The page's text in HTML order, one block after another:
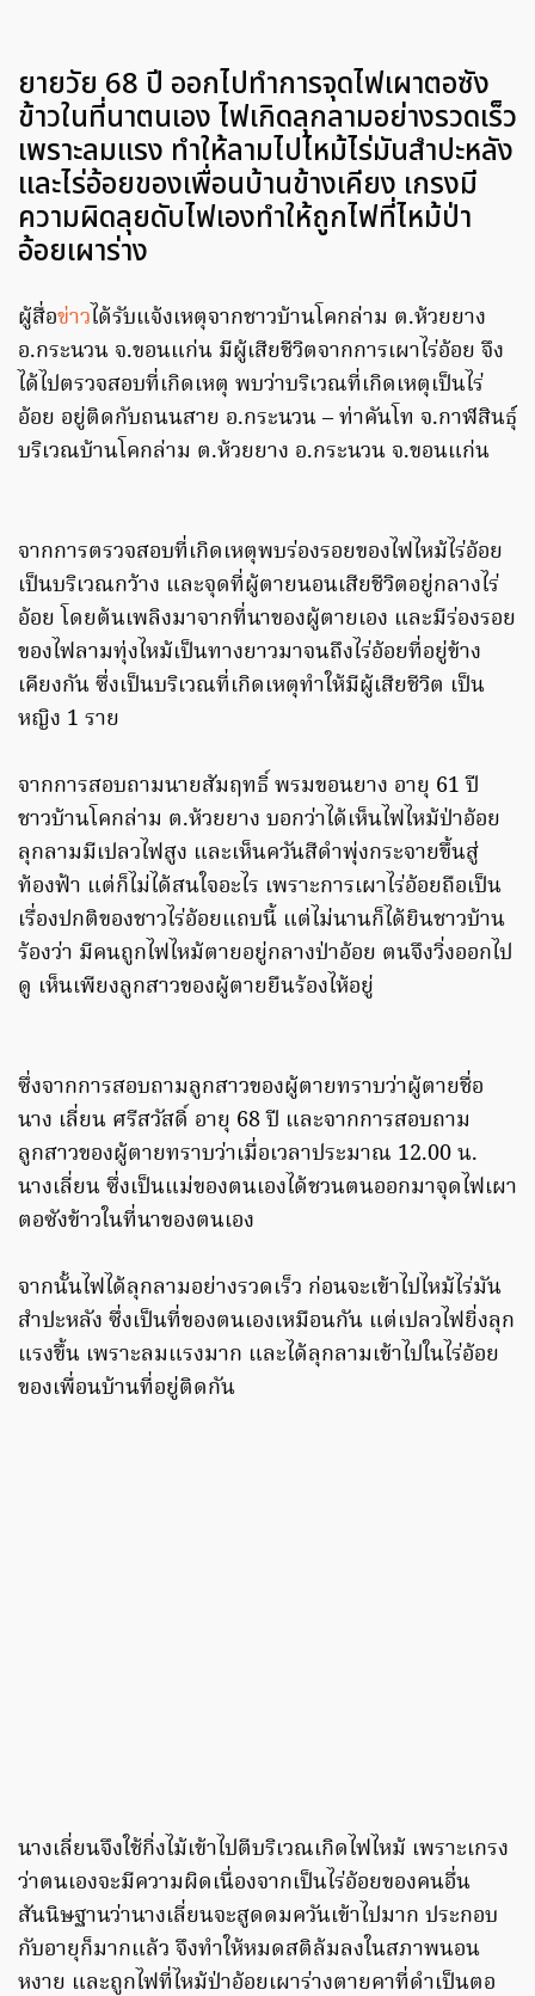
ยายวัย 68 ปี ออกไปทำการจุดไฟเผาตอซัง
ข้าวในที่นาตนเอง ไฟเกิดลุกลามอย่างรวดเร็ว
เพราะลมแรง ทำให้ลามไปไหม้ไร่มันสำปะหลัง
และไร่อ้อยของเพื่อนบ้านข้างเคียง เกรงมี
ความผิดลุยดับไฟเองทำให้ถูกไฟที่ไหม้ป่า
อ้อยเผาร่าง
ผู้สื่อข่าวได้รับแจ้งเหตุจากชาวบ้านโคกล่าม ต.ห้วยยาง
อ.กระนวน จ.ขอนแก่น มีผู้เสียชีวิตจากการเผาไร่อ้อย จึง
ได้ไปตรวจสอบที่เกิดเหตุ พบว่าบริเวณที่เกิดเหตุเป็นไร่
อ้อย อยู่ติดกับถนนสาย อ.กระนวน – ท่าคันโท จ.กาฬสินธุ์
บริเวณบ้านโคกล่าม ต.ห้วยยาง อ.กระนวน จ.ขอนแก่น
จากการตรวจสอบที่เกิดเหตุพบร่องรอยของไฟไหม้ไร่อ้อย
เป็นบริเวณกว้าง และจุดที่ผู้ตายนอนเสียชีวิตอยู่กลางไร่
อ้อย โดยต้นเพลิงมาจากที่นาของผู้ตายเอง และมีร่องรอย
ของไฟลามทุ่งไหม้เป็นทางยาวมาจนถึงไร่อ้อยที่อยู่ข้าง
เคียงกัน ซึ่งเป็นบริเวณที่เกิดเหตุทำให้มีผู้เสียชีวิต เป็น
หญิง 1 ราย
จากการสอบถามนายสัมฤทธิ์ พรมขอนยาง อายุ 61 ปี
ชาวบ้านโคกล่าม ต.ห้วยยาง บอกว่าได้เห็นไฟไหม้ป่าอ้อย
ลุกลามมีเปลวไฟสูง และเห็นควันสีดำพุ่งกระจายขึ้นสู่
ท้องฟ้า แต่ก็ไม่ได้สนใจอะไร เพราะการเผาไร่อ้อยถือเป็น
เรื่องปกติของชาวไร่อ้อยแถบนี้ แต่ไม่นานก็ได้ยินชาวบ้าน
ร้องว่า มีคนถูกไฟไหม้ตายอยู่กลางป่าอ้อย ตนจึงวิ่งออกไป
ดู เห็นเพียงลูกสาวของผู้ตายยืนร้องไห้อยู่
ซึ่งจากการสอบถามลูกสาวของผู้ตายทราบว่าผู้ตายชื่อ
นาง เลี่ยน ศรีสวัสดิ์ อายุ 68 ปี และจากการสอบถาม
ลูกสาวของผู้ตายทราบว่าเมื่อเวลาประมาณ 12.00 น.
นางเลี่ยน ซึ่งเป็นแม่ของตนเองได้ชวนตนออกมาจุดไฟเผา
ตอซังข้าวในที่นาของตนเอง
จากนั้นไฟได้ลุกลามอย่างรวดเร็ว ก่อนจะเข้าไปไหม้ไร่มัน
สำปะหลัง ซึ่งเป็นที่ของตนเองเหมือนกัน แต่เปลวไฟยิ่งลุก
แรงขึ้น เพราะลมแรงมาก และได้ลุกลามเข้าไปในไร่อ้อย
ของเพื่อนบ้านที่อยู่ติดกัน
นางเลี่ยนจึงใช้กิ่งไม้เข้าไปตีบริเวณเกิดไฟไหม้ เพราะเกรง
ว่าตนเองจะมีความผิดเนื่องจากเป็นไร่อ้อยของคนอื่น
สันนิษฐานว่านางเลี่ยนจะสูดดมควันเข้าไปมาก ประกอบ
กับอายุก็มากแล้ว จึงทำให้หมดสติล้มลงในสภาพนอน
หงาย และถูกไฟที่ไหม้ป่าอ้อยเผาร่างตายคาที่ดำเป็นตอ